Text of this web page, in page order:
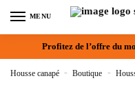
MENU
Profitez de l’offre du
Housse canapé » Boutique »